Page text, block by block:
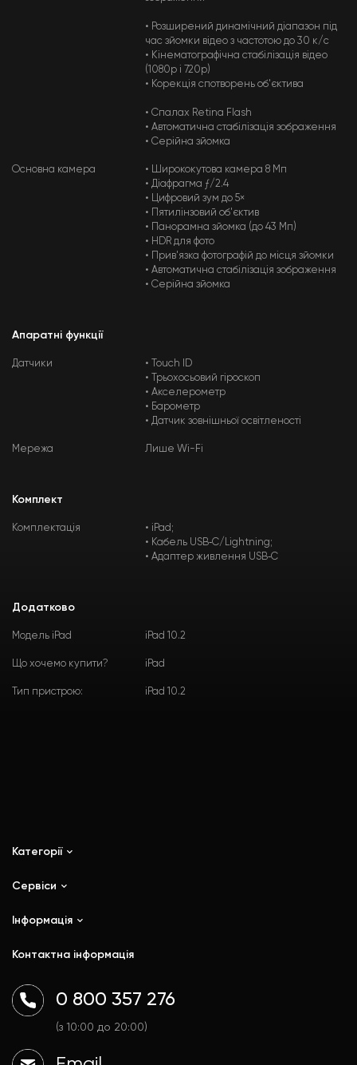
• Розширений динамічний діапазон під
час зйомки відео з частотою до 30 к/с
• Кінематографічна стабілізація відео
(1080p і 720p)
• Корекція спотворень об'єктива
• Спалах Retina Flash
• Автоматична стабілізація зображення
• Серійна зйомка
Основна камера
• Ширококутова камера 8 Мп
• Діафрагма ƒ/2.4
• Цифровий зум до 5×
• Пятилінзовий об'єктив
• Панорамна зйомка (до 43 Мп)
• HDR для фото
• Прив'язка фотографій до місця зйомки
• Автоматична стабілізація зображення
• Серійна зйомка
Апаратні функції
Датчики
• Touch ID
• Трьохосьовий гіроскоп
• Акселерометр
• Барометр
• Датчик зовнішньої освітленості
Мережа Лише Wi-Fi
Комплект
Комплектація
• iPad;
• Кабель USB‑C/Lightning;
• Адаптер живлення USB‑C
Додатково
Модель iPad iPad 10.2
Що хочемо купити? iPad
Тип пристрою: iPad 10.2
Категорії
iPhone
iPad
Watch
Гаджети
Аксесуари
Сервіси
Ремонт
Trade In
Інформація
Доставка і оплата
Договір публічної оферти
Політика конфіденційності
Контактна інформація
0 800 357 276
(з 10:00 до 20:00)